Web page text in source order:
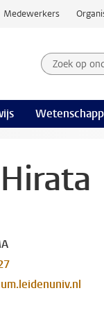
Medewerkers
Zoek op
Zoekterm